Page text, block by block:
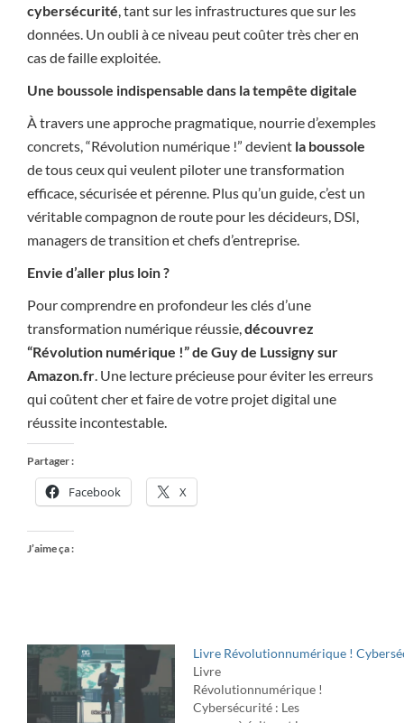
cybersécurité, tant sur les infrastructures que sur les
données. Un oubli à ce niveau peut coûter très cher en
cas de faille exploitée.
Une boussole indispensable dans la tempête digitale
À travers une approche pragmatique, nourrie d’exemples
concrets, “Révolution numérique !” devient la boussole
de tous ceux qui veulent piloter une transformation
efficace, sécurisée et pérenne. Plus qu’un guide, c’est un
véritable compagnon de route pour les décideurs, DSI,
managers de transition et chefs d’entreprise.
Envie d’aller plus loin ?
Pour comprendre en profondeur les clés d’une
transformation numérique réussie,découvrez
“Révolution numérique !” de Guy de Lussigny sur
Amazon.fr. Une lecture précieuse pour éviter les erreurs
qui coûtent cher et faire de votre projet digital une
réussite incontestable.
Partager :
Facebook X
J’aime ça :
Livre Révolutionnumérique !
Livre
Révolutionnumérique !
Cybersécurité : Les